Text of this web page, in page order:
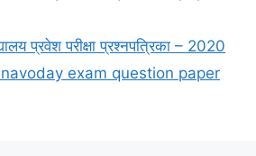
प्रवेश परीक्षा प्रश्नपत्रिका – 2020
navoday exam question paper